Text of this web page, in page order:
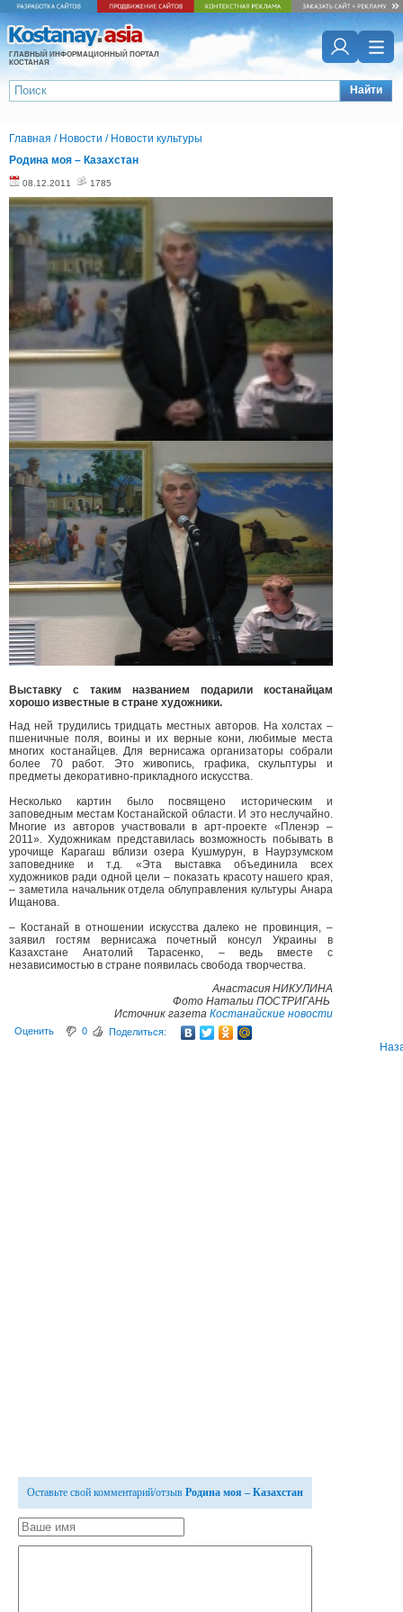
ГЛАВНЫЙ ИНФОРМАЦИОННЫЙ ПОРТАЛ
КОСТАНАЯ
Найти
Главная / Новости / Новости культуры
Родина моя – Казахстан
08.12.2011 1785
Выставку с таким названием подарили костанайцам
хорошо известные в стране художники.
Над ней трудились тридцать местных авторов. На холстах –
пшеничные поля, воины и их верные кони, любимые места
многих костанайцев. Для вернисажа организаторы собрали
более 70 работ. Это живопись, графика, скульптуры и
предметы декоративно-прикладного искусства.
Несколько картин было посвящено историческим и
заповедным местам Костанайской области. И это неслучайно.
Многие из авторов участвовали в арт-проекте «Пленэр –
2011». Художникам представилась возможность побывать в
урочище Карагаш вблизи озера Кушмурун, в Наурзумском
заповеднике и т.д. «Эта выставка объединила всех
художников ради одной цели – показать красоту нашего края,
– заметила начальник отдела облуправления культуры Анара
Ищанова.
– Костанай в отношении искусства далеко не провинция, –
заявил гостям вернисажа почетный консул Украины в
Казахстане Анатолий Тарасенко, – ведь вместе с
независимостью в стране появилась свобода творчества.
Анастасия НИКУЛИНА
Фото Натальи ПОСТРИГАНЬ
Источник газета Костанайские новости
Оценить 0 Поделиться:
Оставьте свой комментарий/отзыв Родина моя – Казахстан